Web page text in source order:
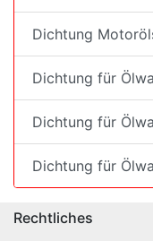
Dichtung
Dichtung für
Dichtung für
Dichtung für
Rechtliches